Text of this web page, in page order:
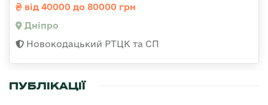
від 40000 до 80000 грн
Дніпро
Новокодацький РТЦК та СП
ПУБЛІКАЦІЇ